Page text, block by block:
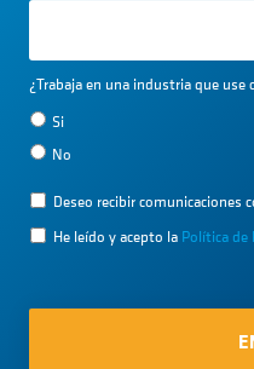
¿Trabaja en una industria que use
Si
No
Deseo recibir comunicaciones
He leído y acepto la Política de